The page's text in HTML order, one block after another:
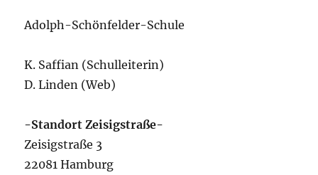
Adolph-Schönfelder-Schule
K. Saffian (Schulleiterin)
D. Linden (Web)
-Standort Zeisigstraße-
Zeisigstraße 3
22081 Hamburg